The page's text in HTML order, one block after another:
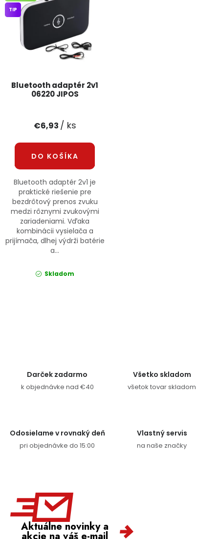
Servis náradia Hodnotenie obchodu
Doprava a platba
Kontakty
Reklamačný formulár
Obchodné podmienky
Podmienky ochrany osobných údajov
Přihlášení
Bluetooth adaptér 2v1
06220 JIPOS
TIP
€6,93 / ks
DO KOŠÍKA
Bluetooth adaptér 2v1 je
praktické riešenie pre
bezdrôtový prenos zvuku
medzi rôznymi zvukovými
zariadeniami. Vďaka
kombinácii vysielača a
prijímača, dlhej výdrži batérie
a...
Skladom
Darček zadarmo
k objednávke nad €40
Všetko skladom
všetok tovar skladom
Odosielame v rovnaký deň
pri objednávke do 15:00
Vlastný servis
na naše značky
Aktuálne novinky a